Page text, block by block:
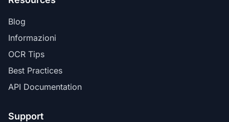
Blog
Informazioni
OCR Tips
Best Practices
API Documentation
Support